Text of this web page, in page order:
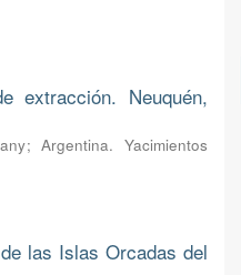
extracción. Neuquén,
;Argentina. Yacimientos
las Islas Orcadas del